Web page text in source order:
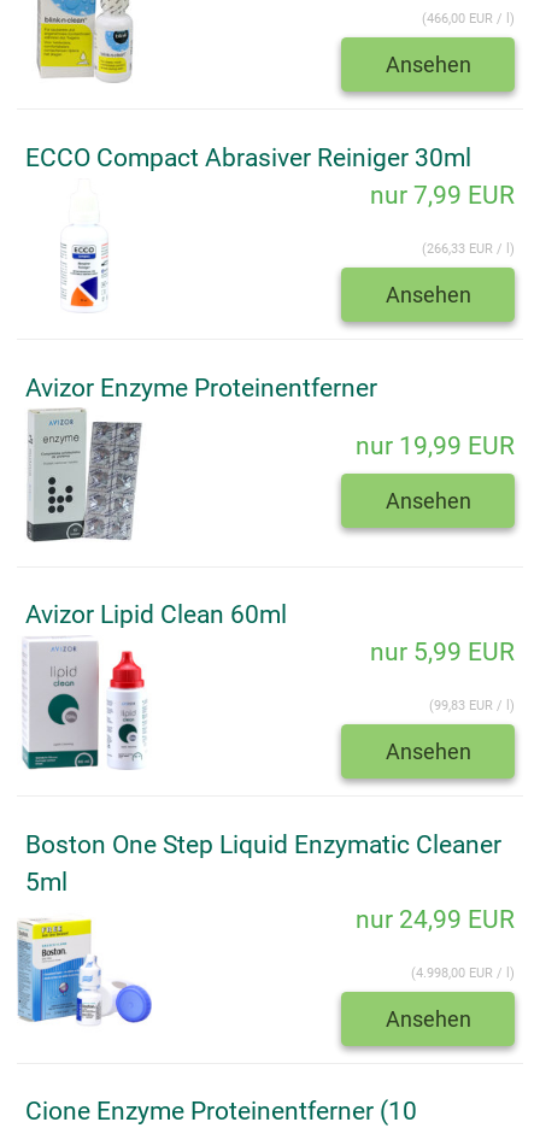
(466,00 EUR / l)
Ansehen
ECCO Compact Abrasiver Reiniger 30ml
nur 7,99 EUR
(266,33 EUR / l)
Ansehen
Avizor Enzyme Proteinentferner
nur 19,99 EUR
Ansehen
Avizor Lipid Clean 60ml
nur 5,99 EUR
(99,83 EUR / l)
Ansehen
Boston One Step Liquid Enzymatic Cleaner
5ml
nur 24,99 EUR
(4.998,00 EUR / l)
Ansehen
Cione Enzyme Proteinentferner (10